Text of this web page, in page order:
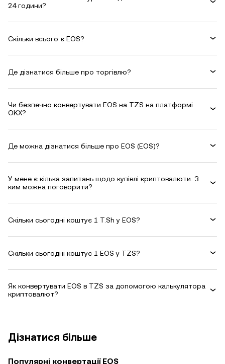
24 години?
Скільки всього є EOS?
Де дізнатися більше про торгівлю?
Чи безпечно конвертувати EOS на TZS на платформі
OKX?
Де можна дізнатися більше про EOS (EOS)?
У мене є кілька запитань щодо купівлі криптовалюти. З
ким можна поговорити?
Скільки сьогодні коштує 1 T.Sh у EOS?
Скільки сьогодні коштує 1 EOS у TZS?
Як конвертувати EOS в TZS за допомогою калькулятора
криптовалют?
Дізнатися більше
Популярні конвертації EOS